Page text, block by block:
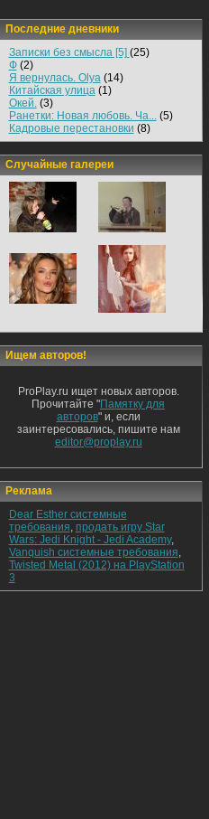
Последние дневники
Записки без смысла [5] (25)
Ф(2)
Я вернулась. Olya(14)
Китайская улица(1)
Окей.(3)
Ранетки: Новая любовь. Ча...(5)
Кадровые перестановки (8)
Случайные галереи
Ищем авторов!
ProPlay.ru ищет новых авторов.
Прочитайте "Памятку для
авторов" и, если
заинтересовались, пишите нам
editor@proplay.ru
Реклама
Dear Esther системные
требования, продать игру Star
Wars: Jedi Knight - Jedi Academy,
Vanquish системные требования,
Twisted Metal (2012) на PlayStation
3